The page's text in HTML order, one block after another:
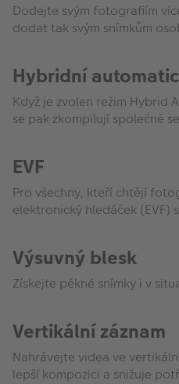
Dodejte svým fotografiím
dodat tak svým snímkům
Hybridní
Když je zvolen režim Hybrid
se pak zkompilují společně
EVF
Pro všechny, kteří chtějí
elektronický hledáček (EVF)
Výsuvný blesk
Získejte pěkné snímky i v
Vertikální záznam
Nahrávejte videa ve
lepší kompozici a snižuje